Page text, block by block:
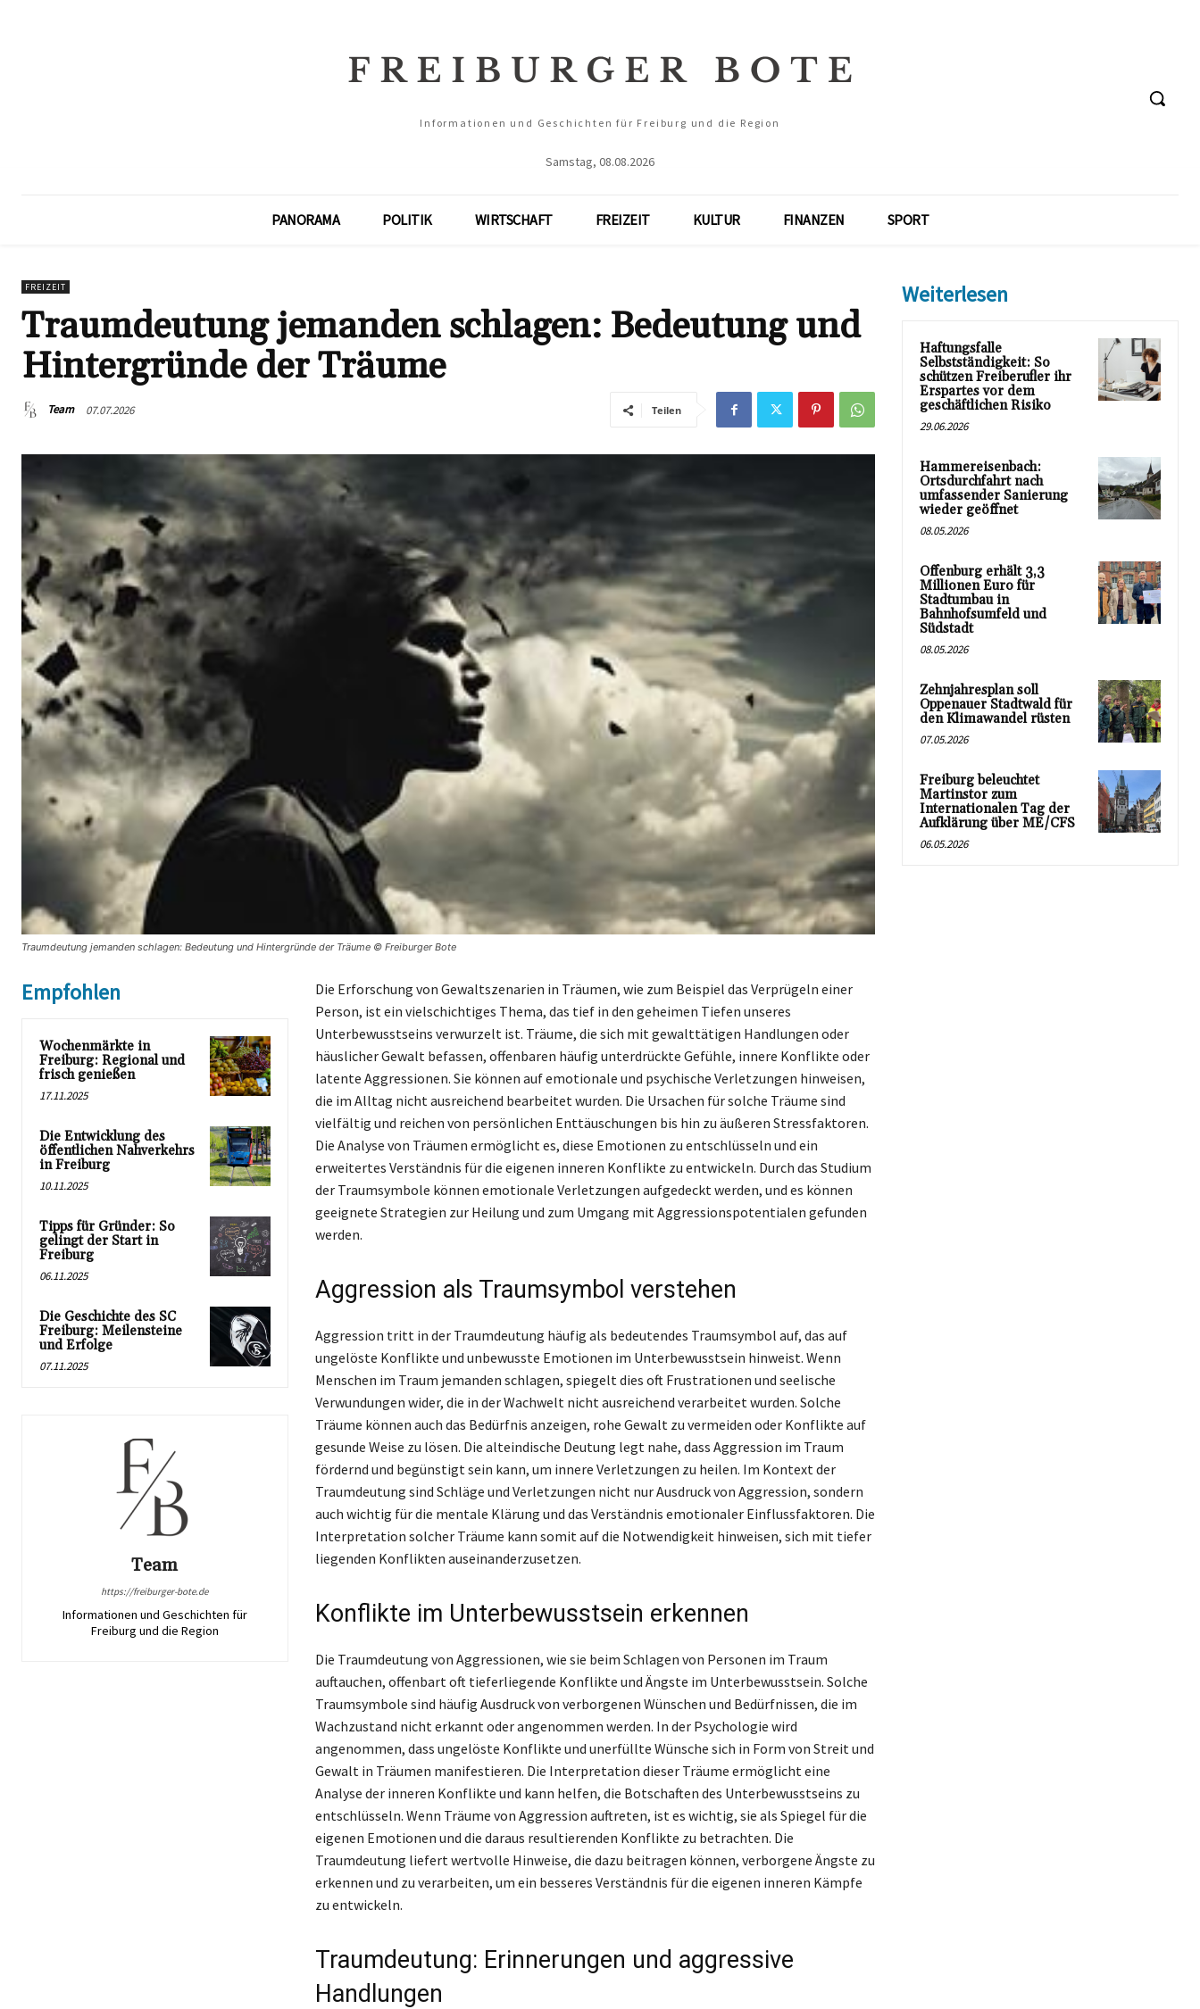
Informationen und Geschichten für Freiburg und die Region
Samstag, 08.08.2026
PANORAMA POLITIK WIRTSCHAFT FREIZEIT KULTUR FINANZEN SPORT
FREIZEIT
Traumdeutung jemanden schlagen: Bedeutung und
Hintergründe der Träume
Team 07.07.2026 Teilen
Traumdeutung jemanden schlagen: Bedeutung und Hintergründe der Träume © Freiburger Bote
Empfohlen
Wochenmärkte in
Freiburg: Regional und
frisch genießen
17.11.2025
Die Entwicklung des
öffentlichen Nahverkehrs
in Freiburg
10.11.2025
Tipps für Gründer: So
gelingt der Start in
Freiburg
06.11.2025
Die Geschichte des SC
Freiburg: Meilensteine
und Erfolge
07.11.2025
Team
https://freiburger-bote.de
Informationen und Geschichten für
Freiburg und die Region
Die Erforschung von Gewaltszenarien in Träumen, wie zum Beispiel das Verprügeln einer
Person, ist ein vielschichtiges Thema, das tief in den geheimen Tiefen unseres
Unterbewusstseins verwurzelt ist. Träume, die sich mit gewalttätigen Handlungen oder
häuslicher Gewalt befassen, offenbaren häufig unterdrückte Gefühle, innere Konflikte oder
latente Aggressionen. Sie können auf emotionale und psychische Verletzungen hinweisen,
die im Alltag nicht ausreichend bearbeitet wurden. Die Ursachen für solche Träume sind
vielfältig und reichen von persönlichen Enttäuschungen bis hin zu äußeren Stressfaktoren.
Die Analyse von Träumen ermöglicht es, diese Emotionen zu entschlüsseln und ein
erweitertes Verständnis für die eigenen inneren Konflikte zu entwickeln. Durch das Studium
der Traumsymbole können emotionale Verletzungen aufgedeckt werden, und es können
geeignete Strategien zur Heilung und zum Umgang mit Aggressionspotentialen gefunden
werden.
Aggression als Traumsymbol verstehen
Aggression tritt in der Traumdeutung häufig als bedeutendes Traumsymbol auf, das auf
ungelöste Konflikte und unbewusste Emotionen im Unterbewusstsein hinweist. Wenn
Menschen im Traum jemanden schlagen, spiegelt dies oft Frustrationen und seelische
Verwundungen wider, die in der Wachwelt nicht ausreichend verarbeitet wurden. Solche
Träume können auch das Bedürfnis anzeigen, rohe Gewalt zu vermeiden oder Konflikte auf
gesunde Weise zu lösen. Die alteindische Deutung legt nahe, dass Aggression im Traum
fördernd und begünstigt sein kann, um innere Verletzungen zu heilen. Im Kontext der
Traumdeutung sind Schläge und Verletzungen nicht nur Ausdruck von Aggression, sondern
auch wichtig für die mentale Klärung und das Verständnis emotionaler Einflussfaktoren. Die
Interpretation solcher Träume kann somit auf die Notwendigkeit hinweisen, sich mit tiefer
liegenden Konflikten auseinanderzusetzen.
Konflikte im Unterbewusstsein erkennen
Die Traumdeutung von Aggressionen, wie sie beim Schlagen von Personen im Traum
auftauchen, offenbart oft tieferliegende Konflikte und Ängste im Unterbewusstsein. Solche
Traumsymbole sind häufig Ausdruck von verborgenen Wünschen und Bedürfnissen, die im
Wachzustand nicht erkannt oder angenommen werden. In der Psychologie wird
angenommen, dass ungelöste Konflikte und unerfüllte Wünsche sich in Form von Streit und
Gewalt in Träumen manifestieren. Die Interpretation dieser Träume ermöglicht eine
Analyse der inneren Konflikte und kann helfen, die Botschaften des Unterbewusstseins zu
entschlüsseln. Wenn Träume von Aggression auftreten, ist es wichtig, sie als Spiegel für die
eigenen Emotionen und die daraus resultierenden Konflikte zu betrachten. Die
Traumdeutung liefert wertvolle Hinweise, die dazu beitragen können, verborgene Ängste zu
erkennen und zu verarbeiten, um ein besseres Verständnis für die eigenen inneren Kämpfe
zu entwickeln.
Traumdeutung: Erinnerungen und aggressive
Handlungen
Weiterlesen
Haftungsfalle
Selbstständigkeit: So
schützen Freiberufler ihr
Erspartes vor dem
geschäftlichen Risiko
29.06.2026
Hammereisenbach:
Ortsdurchfahrt nach
umfassender Sanierung
wieder geöffnet
08.05.2026
Offenburg erhält 3,3
Millionen Euro für
Stadtumbau in
Bahnhofsumfeld und
Südstadt
08.05.2026
Zehnjahresplan soll
Oppenauer Stadtwald für
den Klimawandel rüsten
07.05.2026
Freiburg beleuchtet
Martinstor zum
Internationalen Tag der
Aufklärung über ME/CFS
06.05.2026